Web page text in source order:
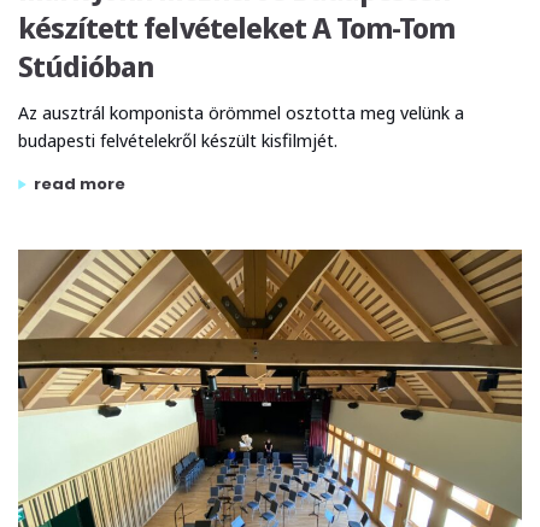
készített felvételeket A Tom-Tom
Stúdióban
Az ausztrál komponista örömmel osztotta meg velünk a
budapesti felvételekről készült kisfilmjét.
read more
„mark john mcencroe budapesten készített felvételeket a